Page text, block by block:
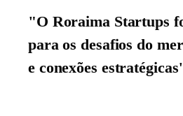
"O Roraima Startups
para os desafios do
e conexões